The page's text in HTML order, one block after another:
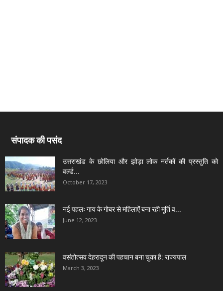
संपादक की पसंद
उत्तराखंड के छोलिया और झोड़ा लोक नर्तकों की प्रस्तुति को
वर्ल्ड...
October 17, 2023
नई पहलः गाय के गोबर से महिलाऐं बना रही मूर्ति व...
June 12, 2023
वसंतोत्सव देहरादून की पहचान बना चुका है: राज्यपाल
March 3, 2023